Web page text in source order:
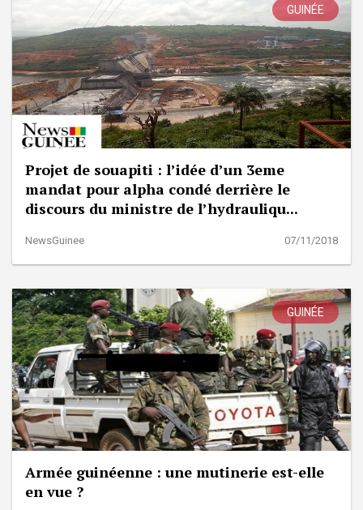
GUINÉE
Projet de souapiti : l’idée d’un 3eme
mandat pour alpha condé derrière le
discours du ministre de l’hydrauliqu...
NewsGuinee 07/11/2018
GUINÉE
Armée guinéenne : une mutinerie est-elle
en vue ?